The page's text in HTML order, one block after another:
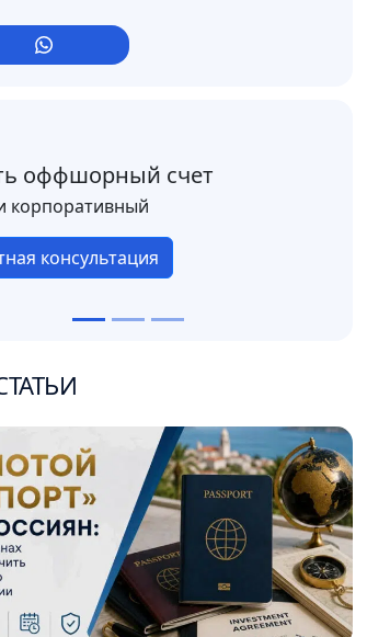
оффшорный счет
корпоративный
консультация